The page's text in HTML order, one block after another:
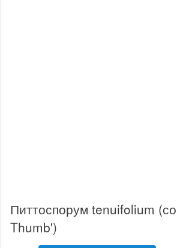
Питтоспорум tenuifolium
Thumb')